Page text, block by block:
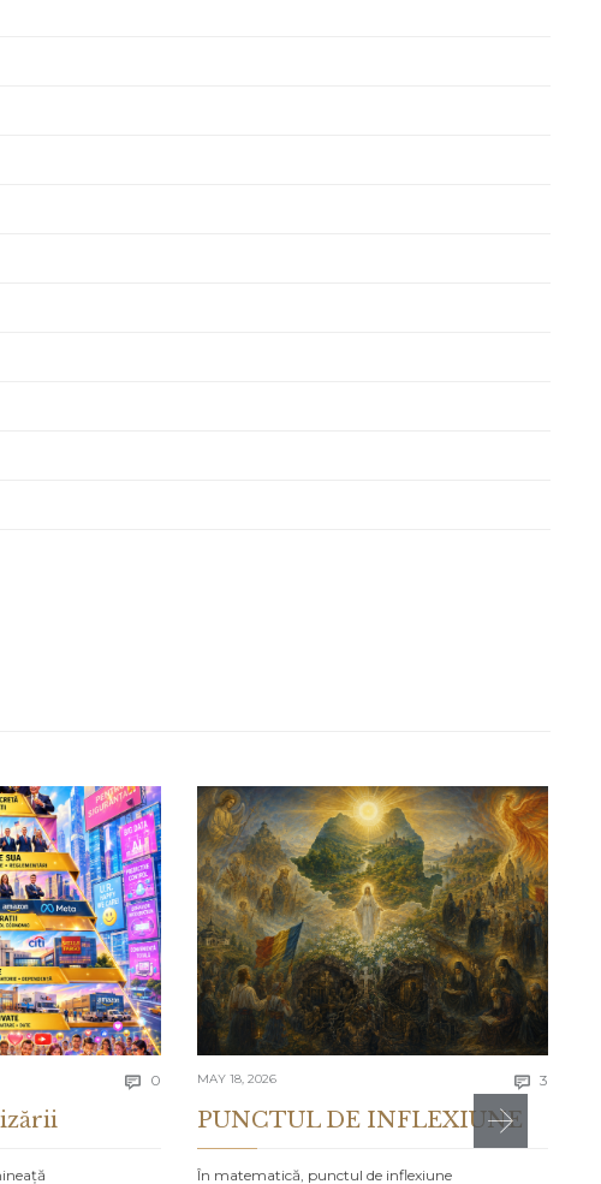
 0 Comments
MAY 18, 2026  3
PUNCTUL DE INFLEXIUNE
În matematică, punctul de inflexiune